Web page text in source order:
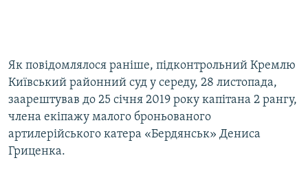
Як повідомлялося раніше, підконтрольний Кремлю
Київський районний суд у середу, 28 листопада,
заарештував до 25 січня 2019 року капітана 2 рангу,
члена екіпажу малого броньованого
артилерійського катера «Бердянськ» Дениса
Гриценка.